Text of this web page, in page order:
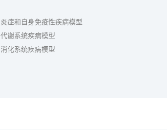
炎症和自身免疫性疾病模型
代谢系统疾病模型
消化系统疾病模型